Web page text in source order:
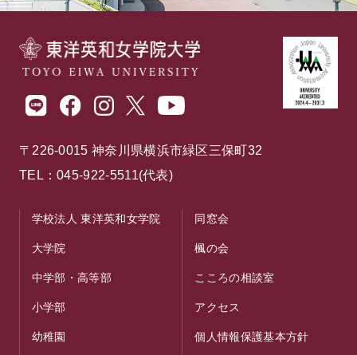
〒226-0015 神奈川県横浜市緑区三保町32
TEL：045-922-5511(代表)
学校法人 東洋英和女学院
大学院
中学部・高等部
小学部
幼稚園
同窓会
楓の会
こころの相談室
アクセス
個人情報保護基本方針